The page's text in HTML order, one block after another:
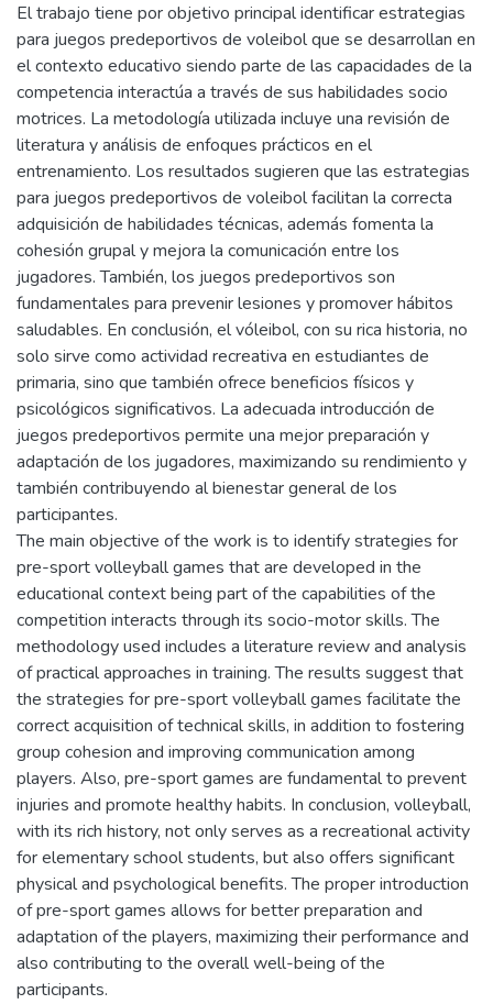
El trabajo tiene por objetivo principal identificar estrategias
para juegos predeportivos de voleibol que se desarrollan en
el contexto educativo siendo parte de las capacidades de la
competencia interactúa a través de sus habilidades socio
motrices. La metodología utilizada incluye una revisión de
literatura y análisis de enfoques prácticos en el
entrenamiento. Los resultados sugieren que las estrategias
para juegos predeportivos de voleibol facilitan la correcta
adquisición de habilidades técnicas, además fomenta la
cohesión grupal y mejora la comunicación entre los
jugadores. También, los juegos predeportivos son
fundamentales para prevenir lesiones y promover hábitos
saludables. En conclusión, el vóleibol, con su rica historia, no
solo sirve como actividad recreativa en estudiantes de
primaria, sino que también ofrece beneficios físicos y
psicológicos significativos. La adecuada introducción de
juegos predeportivos permite una mejor preparación y
adaptación de los jugadores, maximizando su rendimiento y
también contribuyendo al bienestar general de los
participantes.
The main objective of the work is to identify strategies for
pre-sport volleyball games that are developed in the
educational context being part of the capabilities of the
competition interacts through its socio-motor skills. The
methodology used includes a literature review and analysis
of practical approaches in training. The results suggest that
the strategies for pre-sport volleyball games facilitate the
correct acquisition of technical skills, in addition to fostering
group cohesion and improving communication among
players. Also, pre-sport games are fundamental to prevent
injuries and promote healthy habits. In conclusion, volleyball,
with its rich history, not only serves as a recreational activity
for elementary school students, but also offers significant
physical and psychological benefits. The proper introduction
of pre-sport games allows for better preparation and
adaptation of the players, maximizing their performance and
also contributing to the overall well-being of the
participants.